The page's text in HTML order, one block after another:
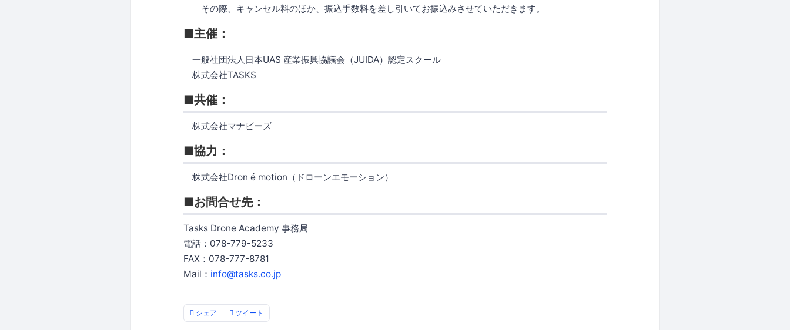
その際、キャンセル料のほか、振込手数料を差し引いてお振込みさせていただきます。
■主催：
一般社団法人日本UAS 産業振興協議会（JUIDA）認定スクール
株式会社TASKS
■共催：
株式会社マナビーズ
■協力：
株式会社Dron é motion（ドローンエモーション）
■お問合せ先：
Tasks Drone Academy 事務局
電話：078-779-5233
FAX：078-777-8781
Mail： info@tasks.co.jp
シェア ツイート